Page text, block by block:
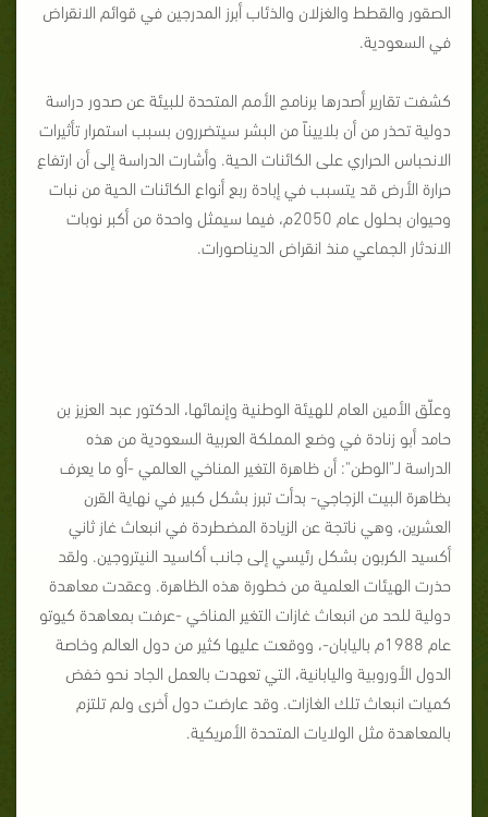
الصقور والقطط والغزلان والذئاب أبرز المدرجين في قوائم الانقراض
في السعودية.
كشفت تقارير أصدرها برنامج الأمم المتحدة للبيئة عن صدور دراسة
دولية تحذر من أن بلاييناً من البشر سيتضررون بسبب استمرار تأثيرات
الانحباس الحراري على الكائنات الحية. وأشارت الدراسة إلى أن ارتفاع
حرارة الأرض قد يتسبب في إبادة ربع أنواع الكائنات الحية من نبات
وحيوان بحلول عام 2050م، فيما سيمثل واحدة من أكبر نوبات
الاندثار الجماعي منذ انقراض الديناصورات.
وعلّق الأمين العام للهيئة الوطنية وإنمائها، الدكتور عبد العزيز بن
حامد أبو زنادة في وضع المملكة العربية السعودية من هذه
الدراسة لـ"الوطن": أن ظاهرة التغير المناخي العالمي -أو ما يعرف
بظاهرة البيت الزجاجي- بدأت تبرز بشكل كبير في نهاية القرن
العشرين، وهي ناتجة عن الزيادة المضطردة في انبعاث غاز ثاني
أكسيد الكربون بشكل رئيسي إلى جانب أكاسيد النيتروجين. ولقد
حذرت الهيئات العلمية من خطورة هذه الظاهرة. وعقدت معاهدة
دولية للحد من انبعاث غازات التغير المناخي -عرفت بمعاهدة كيوتو
عام 1988م باليابان-، ووقعت عليها كثير من دول العالم وخاصة
الدول الأوروبية واليابانية، التي تعهدت بالعمل الجاد نحو خفض
كميات انبعاث تلك الغازات. وقد عارضت دول أخرى ولم تلتزم
بالمعاهدة مثل الولايات المتحدة الأمريكية.